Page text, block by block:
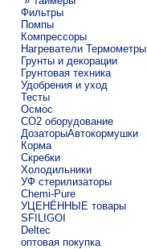
Фильтры
Помпы
Компрессоры
Нагреватели Термометры
Грунты и декорации
Грунтовая техника
Удобрения и уход
Тесты
Осмос
CO2 оборудование
ДозаторыАвтокормушки
Корма
Скребки
Холодильники
УФ стерилизаторы
Chemi-Pure
УЦЕНЁННЫЕ товары
SFILIGOI
Deltec
оптовая покупка